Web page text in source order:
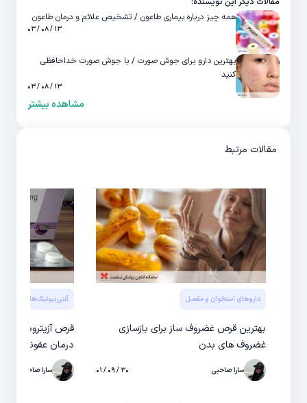
همه چیز درباره بیماری طاعون / تشخیص علائم و درمان طاعون
۱۳ / ۰۸ / ۰۳
بهترین دارو برای جوش صورت / با جوش صورت خداحافظی
کنید
۱۳ / ۰۸ / ۰۳
مشاهده بیشتر
مقالات مرتبط
داروهای استخوان و مفصل
بهترین قرص غضروف ساز برای بازسازی
غضروف های بدن
سارا صاحبی ۳۰ / ۰۹ / ۰۱
آنتی‌بیوتیک‌ها
قرص
درمان عفونت
سارا صاحبی